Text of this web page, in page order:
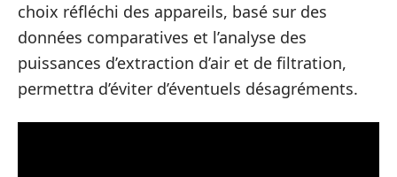
choix réfléchi des appareils, basé sur des
données comparatives et l’analyse des
puissances d’extraction d’air et de filtration,
permettra d’éviter d’éventuels désagréments.